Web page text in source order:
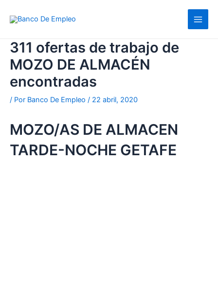
311 ofertas de trabajo de
MOZO DE ALMACÉN
encontradas
/ Por Banco De Empleo / 22 abril, 2020
MOZO/AS DE ALMACEN
TARDE-NOCHE GETAFE